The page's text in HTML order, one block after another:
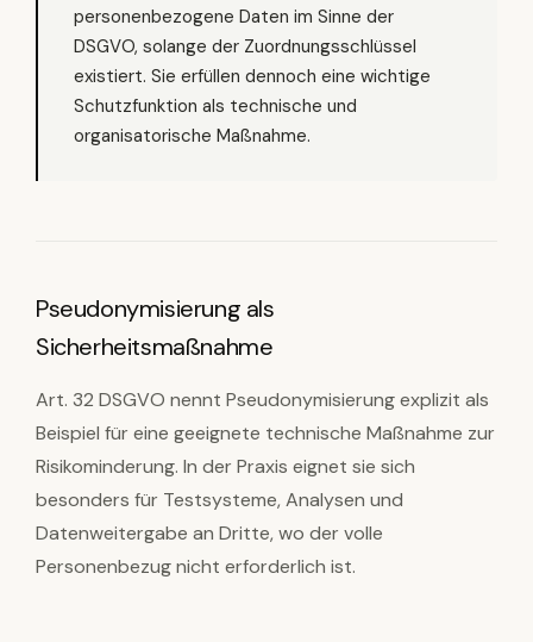
personenbezogene Daten im Sinne der
DSGVO, solange der Zuordnungsschlüssel
existiert. Sie erfüllen dennoch eine wichtige
Schutzfunktion als technische und
organisatorische Maßnahme.
Pseudonymisierung als
Sicherheitsmaßnahme
Art. 32 DSGVO nennt Pseudonymisierung explizit als
Beispiel für eine geeignete technische Maßnahme zur
Risikominderung. In der Praxis eignet sie sich
besonders für Testsysteme, Analysen und
Datenweitergabe an Dritte, wo der volle
Personenbezug nicht erforderlich ist.